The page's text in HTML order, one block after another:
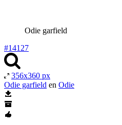
Odie garfield
#14127
356x360 px
Odie garfield en Odie